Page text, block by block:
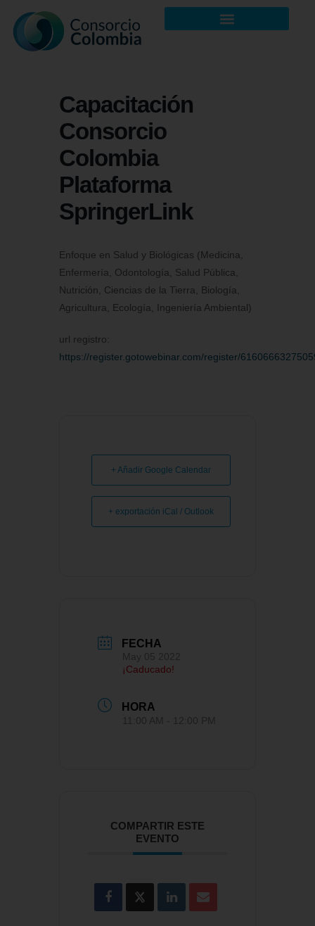
Capacitación
Consorcio
Colombia
Plataforma
SpringerLink
Enfoque en Salud y Biológicas (Medicina,
Enfermería, Odontología, Salud Pública,
Nutrición, Ciencias de la Tierra, Biología,
Agricultura, Ecología, Ingeniería Ambiental)
url registro:
https://register.gotowebinar.com/register/
+ Añadir Google Calendar
+ exportación iCal / Outlook
FECHA
¡Caducado!
HORA
COMPARTIR ESTE
EVENTO